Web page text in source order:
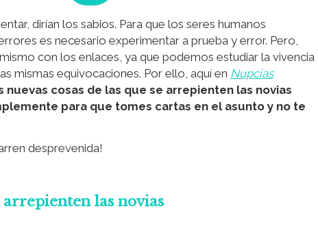
dirían los sabios. Para que los seres humanos
es necesario experimentar a prueba y error. Pero,
con los enlaces, ya que podemos estudiar la vivencia
mismas equivocaciones. Por ello, aquí en Nupcias
nuevas cosas de las que se arrepienten las novias
para que tomes cartas en el asunto y no te
desprevenida!
arrepienten las novias